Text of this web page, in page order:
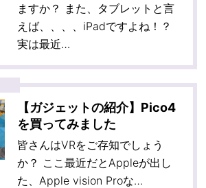
ますか？ また、タブレットと言
えば、、、、iPadですよね！？
実は最近…
【ガジェットの紹介】Pico4
を買ってみました
皆さんはVRをご存知でしょう
か？ ここ最近だとAppleが出し
た、Apple vision Proな…